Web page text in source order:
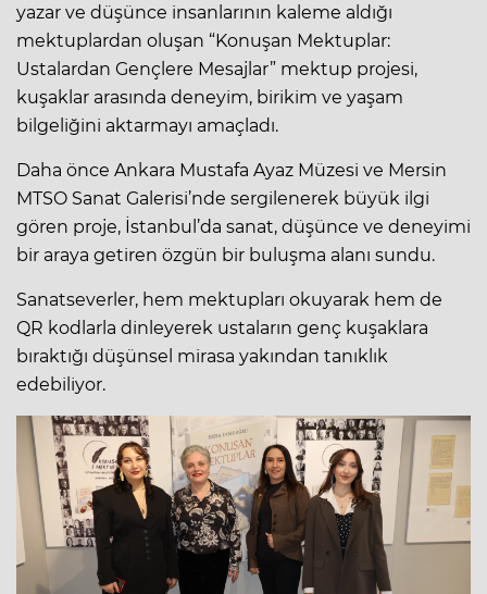
yazar ve düşünce insanlarının kaleme aldığı
mektuplardan oluşan “Konuşan Mektuplar:
Ustalardan Gençlere Mesajlar” mektup projesi,
kuşaklar arasında deneyim, birikim ve yaşam
bilgeliğini aktarmayı amaçladı.
Daha önce Ankara Mustafa Ayaz Müzesi ve Mersin
MTSO Sanat Galerisi’nde sergilenerek büyük ilgi
gören proje, İstanbul’da sanat, düşünce ve deneyimi
bir araya getiren özgün bir buluşma alanı sundu.
Sanatseverler, hem mektupları okuyarak hem de
QR kodlarla dinleyerek ustaların genç kuşaklara
bıraktığı düşünsel mirasa yakından tanıklık
edebiliyor.